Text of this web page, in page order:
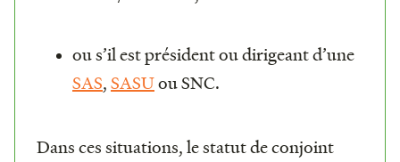
ou s’il est président ou dirigeant d’une
SAS,SASUou SNC.
Dans ces situations, le statut de conjoint